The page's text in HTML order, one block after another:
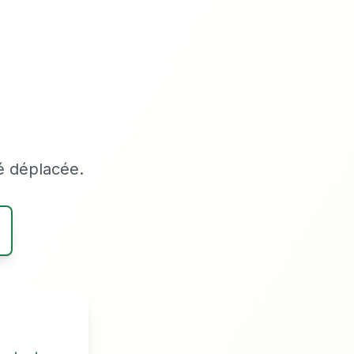
déplacée.